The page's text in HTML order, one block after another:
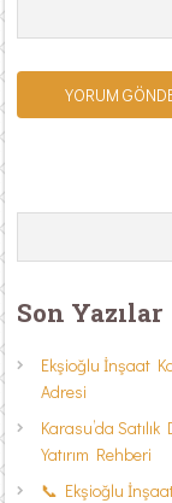
Son Yazılar
Ekşioğlu İnşaat
Adresi
Karasu’da
Yatırım Rehberi
📞 Ekşioğlu